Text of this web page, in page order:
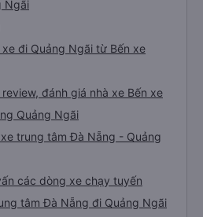
Ngãi
đi Quảng Ngãi từ Bến xe
đánh giá nhà xe Bến xe
Quảng Ngãi
trung tâm Đà Nẵng - Quảng
các dòng xe chạy tuyến
tâm Đà Nẵng đi Quảng Ngãi